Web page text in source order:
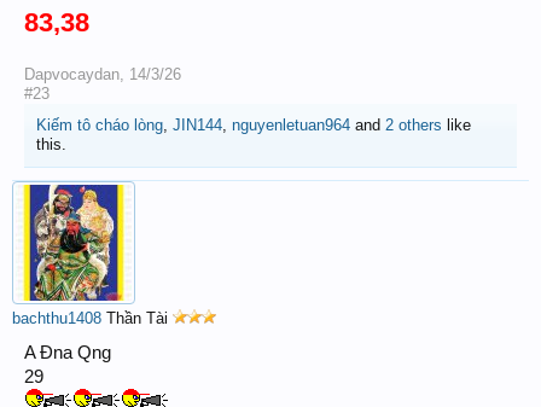
83,38
Dapvocaydan, 14/3/26
#23
Kiếm tô cháo lòng, JIN144, nguyenletuan964 and 2 others like
this.
bachthu1408 Thần Tài
A Đna Qng
29